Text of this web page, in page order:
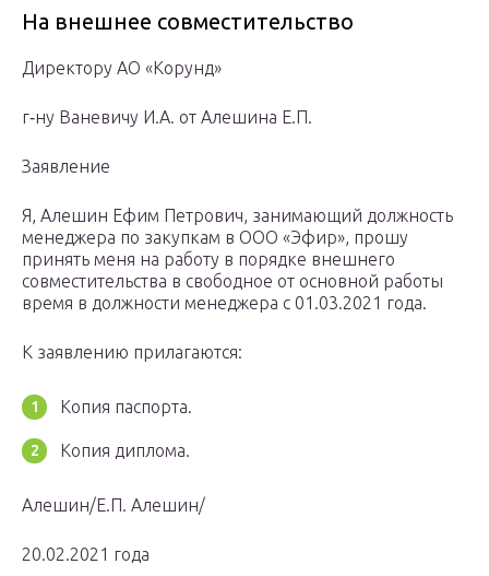
На внешнее совместительство
Директору АО «Корунд»
г‐ну Ваневичу И.А. от Алешина Е.П.
Заявление
Я, Алешин Ефим Петрович, занимающий должность
менеджера по закупкам в ООО «Эфир», прошу
принять меня на работу в порядке внешнего
совместительства в свободное от основной работы
время в должности менеджера с 01.03.2021 года.
К заявлению прилагаются:
Копия паспорта.
Копия диплома.
Алешин/Е.П. Алешин/
20.02.2021 года